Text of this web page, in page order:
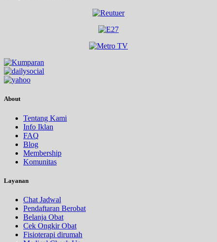
About
Tentang Kami
Info Iklan
FAQ
Blog
Membership
Komunitas
Layanan
Chat Jadwal
Pendaftaran Berobat
Belanja Obat
Cek Ongkir Obat
Fisioterapi dirumah